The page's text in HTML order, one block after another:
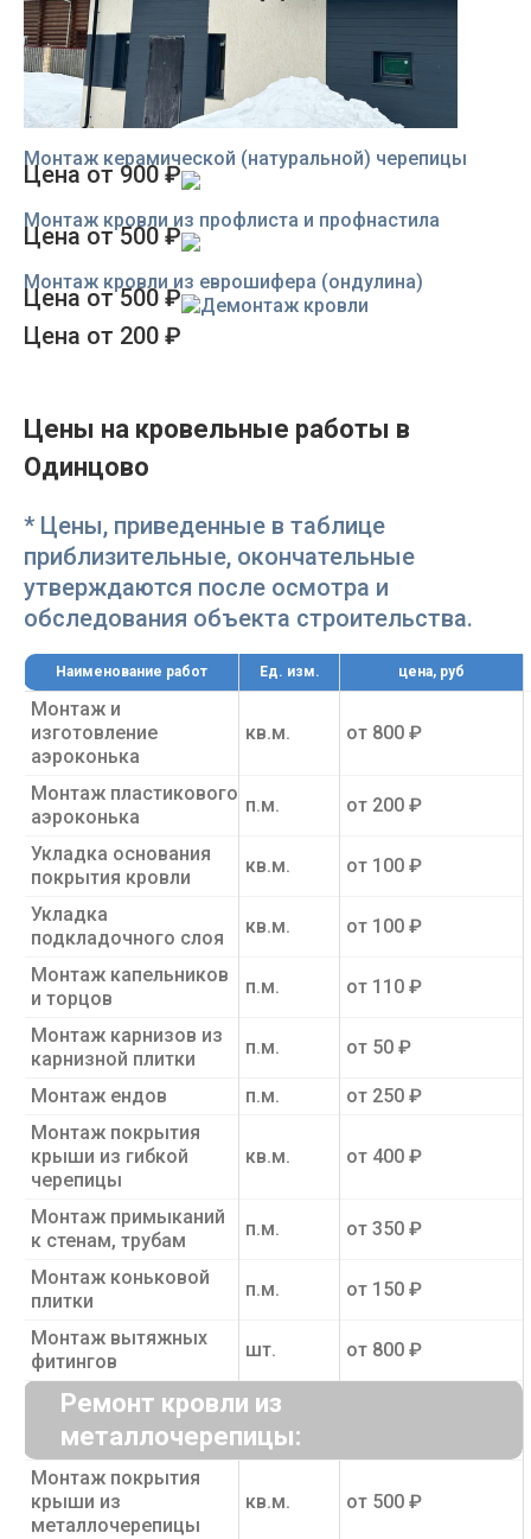
Монтаж керамической (натуральной) черепицы
Цена от 900 ₽
Монтаж кровли из профлиста и профнастила
Цена от 500 ₽
Монтаж кровли из еврошифера (ондулина)
Цена от 500 ₽ Демонтаж кровли
Цена от 200 ₽
Цены на кровельные работы в
Одинцово
* Цены, приведенные в таблице
приблизительные, окончательные
утверждаются после осмотра и
обследования объекта строительства.
Наименование работ Ед. изм. цена, руб
Монтаж и
изготовление
аэроконька
кв.м. от 800 ₽
Монтаж пластикового
аэроконька
п.м. от 200 ₽
Укладка основания
покрытия кровли
кв.м. от 100 ₽
Укладка
подкладочного слоя
кв.м. от 100 ₽
Монтаж капельников
и торцов
п.м. от 110 ₽
Монтаж карнизов из
карнизной плитки
п.м. от 50 ₽
Монтаж ендов п.м.
от 250 ₽
Монтаж покрытия
крыши из гибкой
черепицы
кв.м. от 400 ₽
Монтаж примыканий
к стенам, трубам
п.м. от 350 ₽
Монтаж коньковой
плитки
п.м. от 150 ₽
Монтаж вытяжных
фитингов
шт. от 800 ₽
Ремонт кровли из
металлочерепицы:
Монтаж покрытия
крыши из
металлочерепицы
кв.м. от 500 ₽